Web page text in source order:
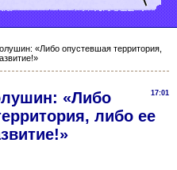
«Либо опустевшая территория,
17:01
«Либо
либо ее